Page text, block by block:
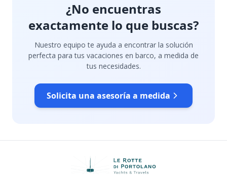
¿No encuentras
exactamente lo que buscas?
Nuestro equipo te ayuda a encontrar la solución
perfecta para tus vacaciones en barco, a medida de
tus necesidades.
Solicita una asesoría a medida